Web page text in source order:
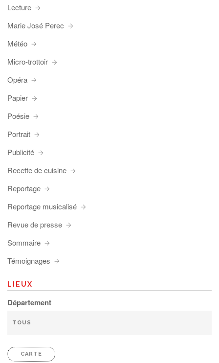
Lecture
Marie José Perec
Météo
Micro-trottoir
Opéra
Papier
Poésie
Portrait
Publicité
Recette de cuisine
Reportage
Reportage musicalisé
Revue de presse
Sommaire
Témoignages
LIEUX
Département
CARTE